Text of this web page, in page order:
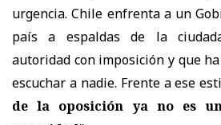
urgencia. Chile enfrenta a un
país a espaldas de la
autoridad con imposición y que
escuchar a nadie. Frente a ese
de la oposición ya no es